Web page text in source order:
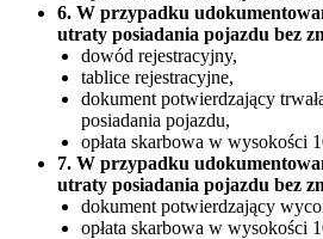
6. W przypadku
utraty posiadania pojazdu bez
dowód rejestracyjny,
tablice rejestracyjne,
dokument potwierdzający
posiadania pojazdu,
opłata skarbowa w wysokości
7. W przypadku
utraty posiadania pojazdu bez
dokument potwierdzający
opłata skarbowa w wysokości